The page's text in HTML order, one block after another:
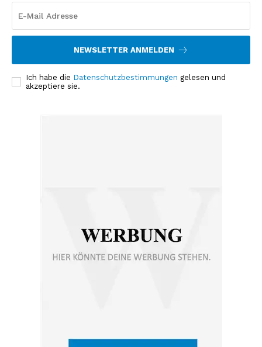
NEWSLETTER ANMELDEN
Ich habe die Datenschutzbestimmungen gelesen und
akzeptiere sie.